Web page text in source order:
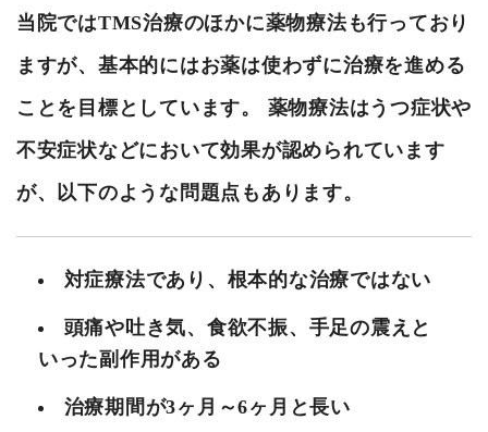
当院ではTMS治療のほかに薬物療法も行っており
ますが、基本的にはお薬は使わずに治療を進める
ことを目標としています。 薬物療法はうつ症状や
不安症状などにおいて効果が認められています
が、以下のような問題点もあります。
対症療法であり、根本的な治療ではない
頭痛や吐き気、食欲不振、手足の震えと
いった副作用がある
治療期間が3ヶ月～6ヶ月と長い